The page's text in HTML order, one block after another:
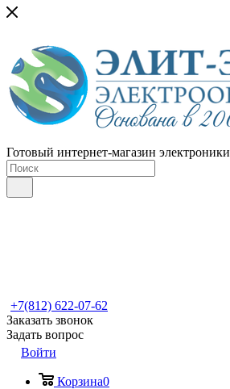
Готовый интернет-магазин электроники
+7(812) 622-07-62
Заказать звонок
Задать вопрос
Войти
Корзина0